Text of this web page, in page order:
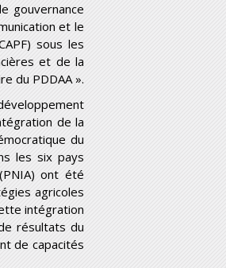
gouvernance
et le
sous les
et de la
du PDDAA ».
de la
du
les six pays
ont été
agricoles
intégration
résultats du
de capacités